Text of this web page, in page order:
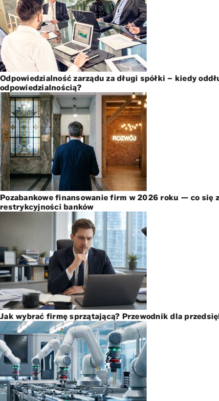
Odpowiedzialność zarządu za długi spółki – kiedy
odpowiedzialnością?
Pozabankowe finansowanie firm w 2026 roku — co się
restrykcyjności banków
Jak wybrać firmę sprzątającą? Przewodnik dla